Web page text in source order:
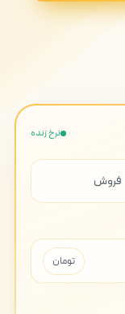
نرخ زنده
فروش
تومان